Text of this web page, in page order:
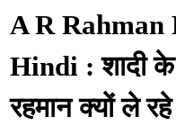
A R
Hindi : शादी
रहमान क्यों ले